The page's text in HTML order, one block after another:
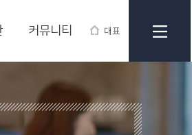
대표
커뮤니티